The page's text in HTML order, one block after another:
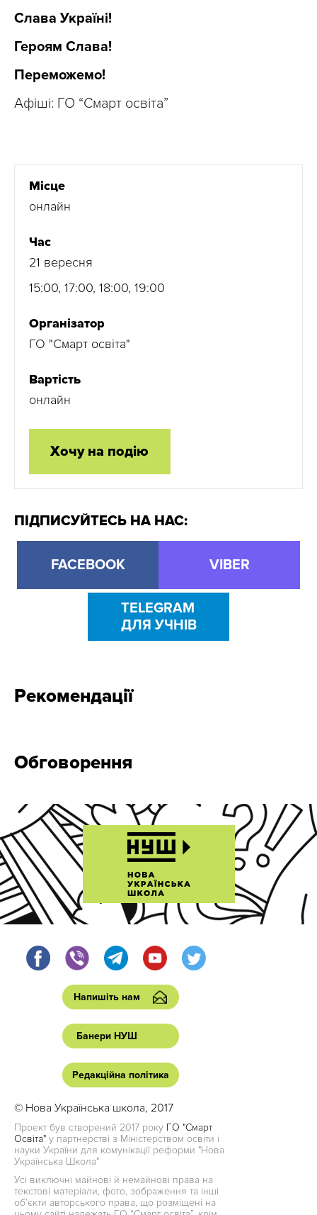
Слава Україні!
Героям Слава!
Переможемо!
Афіші: ГО “Смарт освіта”
Місце
онлайн
Час
21 вересня
15:00, 17:00, 18:00, 19:00
Організатор
ГО "Смарт освіта"
Вартість
онлайн
Хочу на подію
ПІДПИСУЙТЕСЬ НА НАС:
FACEBOOK VIBER
TELEGRAM
ДЛЯ УЧНІВ
Рекомендації
Обговорення
Напишіть нам
Банери НУШ
Редакційна політика
© Нова Українська школа, 2017
Проект був створений 2017 року ГО "Смарт
Освіта" у партнерстві з Міністерством освіти і
науки України для комунікації реформи "Нова
Українська Школа"
Усі виключні майнові й немайнові права на
текстові матеріали, фото, зображення та інші
об’єкти авторського права, що розміщені на